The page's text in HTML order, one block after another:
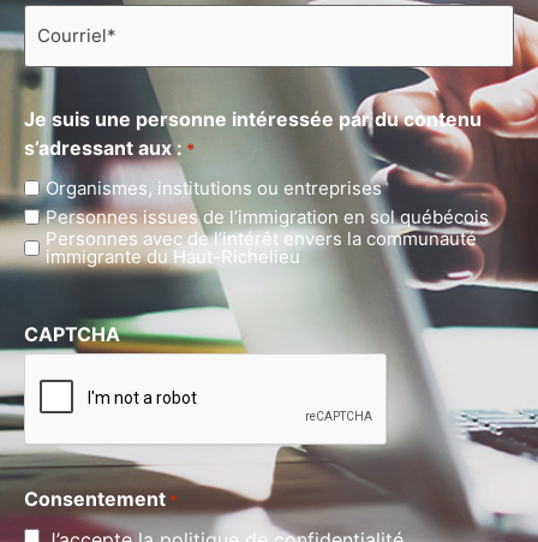
Courriel
Je suis une personne intéressée par du contenu
s’adressant aux : *
Organismes, institutions ou entreprises
Personnes issues de l’immigration en sol québécois
Personnes avec de l’intérêt envers la communauté
immigrante du Haut-Richelieu
CAPTCHA
Consentement *